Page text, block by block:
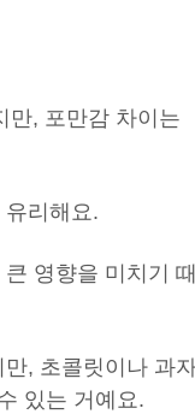
만, 포만감 차이는
리해요.
영향을 미치기 때
, 초콜릿이나 과
있는 거예요.